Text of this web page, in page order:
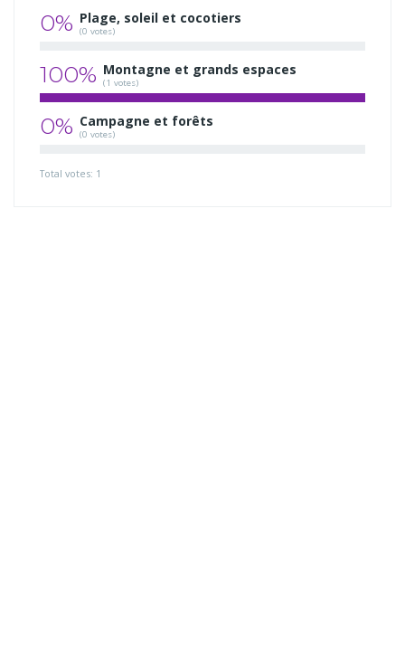
0% Plage, soleil et cocotiers
(0 votes)
100% Montagne et grands espaces
(1 votes)
0% Campagne et forêts
(0 votes)
Total votes: 1